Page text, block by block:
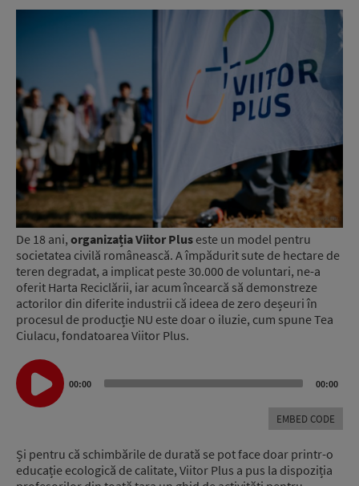
De 18 ani, organizația Viitor Plus este un model pentru
societatea civilă românească. A împădurit sute de hectare de
teren degradat, a implicat peste 30.000 de voluntari, ne-a
oferit Harta Reciclării, iar acum încearcă să demonstreze
actorilor din diferite industrii că ideea de zero deșeuri în
procesul de producție NU este doar o iluzie, cum spune Tea
Ciulacu, fondatoarea Viitor Plus.
Audio
Player
00:00 00:00
EMBED CODE
Și pentru că schimbările de durată se pot face doar printr-o
educație ecologică de calitate, Viitor Plus a pus la dispoziția